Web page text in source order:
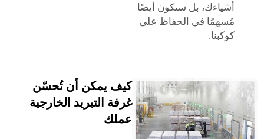
بل ستكون أيضًا
في الحفاظ على
كيف يمكن أن تُحسّن
غرفة التبريد الخارجية
عملك